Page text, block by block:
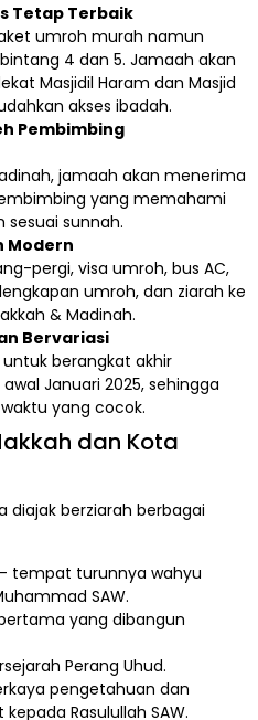
Tetap Terbaik
umroh murah namun
4 dan 5. Jamaah akan
Masjidil Haram dan Masjid
akses ibadah.
Pembimbing
jamaah akan menerima
yang memahami
sunnah.
Modern
pergi, visa umroh, bus AC,
umroh, dan ziarah ke
& Madinah.
Bervariasi
berangkat akhir
Januari 2025, sehingga
yang cocok.
dan Kota
diajak berziarah berbagai
– tempat turunnya wahyu
SAW.
yang dibangun
Perang Uhud.
pengetahuan dan
Rasulullah SAW.